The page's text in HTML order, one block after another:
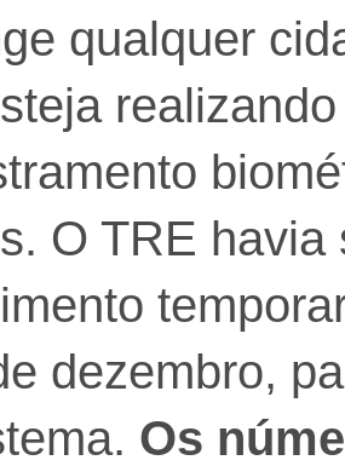
qualquer
O TRE havia
dezembro,
Os